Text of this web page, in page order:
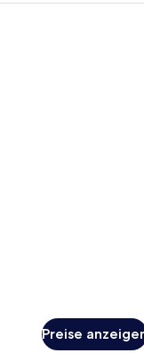
Bettwaren,
Preise